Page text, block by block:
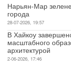
Нарьян-Мар
города
28-07-2026, 19:57
В Хайкоу
масштабного
архитектурой
2-06-2026, 17:46